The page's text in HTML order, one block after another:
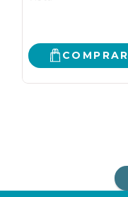
COMPRAR